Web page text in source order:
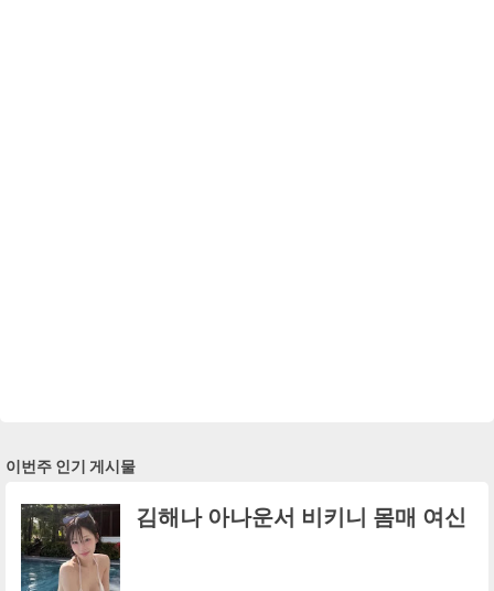
이번주 인기 게시물
김해나 아나운서 비키니 몸매 여신